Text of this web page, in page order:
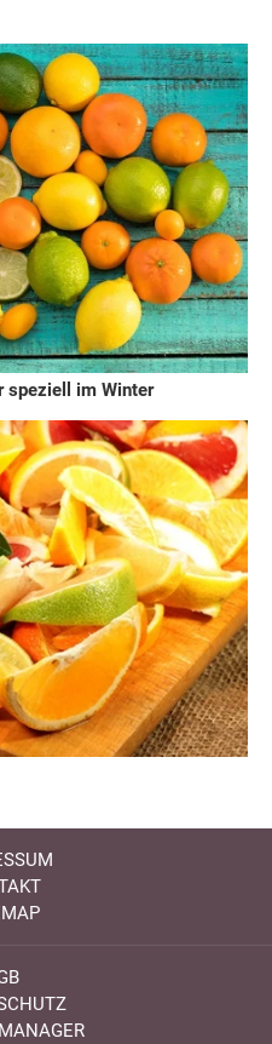
speziell im Winter